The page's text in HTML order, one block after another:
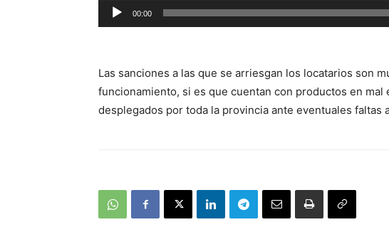
Reproductor
de
00:00
Las sanciones a las que se arriesgan los locatarios son
funcionamiento, si es que cuentan con productos en mal
desplegados por toda la provincia ante eventuales faltas